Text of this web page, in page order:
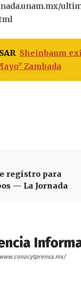
Sheinbaum
Zambada
registro para
— La Jornada